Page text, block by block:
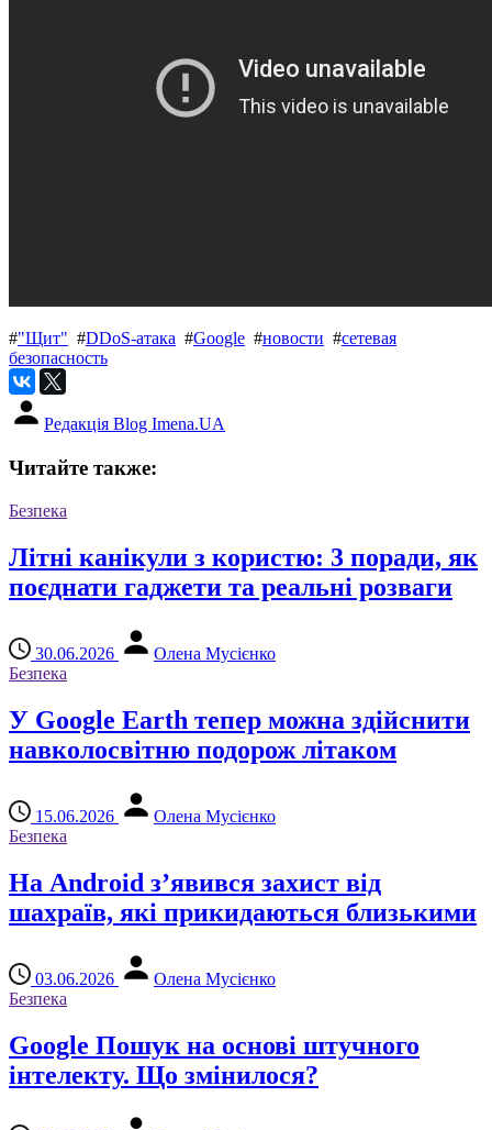
#"Щит" #DDoS-атака #Google #новости #сетевая
безопасность
Редакція Blog Imena.UA
Читайте также:
Безпека
Літні канікули з користю: 3 поради, як
поєднати гаджети та реальні розваги
30.06.2026
Олена Мусієнко
Безпека
У Google Earth тепер можна здійснити
навколосвітню подорож літаком
15.06.2026
Олена Мусієнко
Безпека
На Android з’явився захист від
шахраїв, які прикидаються близькими
03.06.2026
Олена Мусієнко
Безпека
Google Пошук на основі штучного
інтелекту. Що змінилося?